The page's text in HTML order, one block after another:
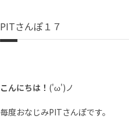
PITさんぽ１７
こんにちは！ ('ω')ノ
毎度おなじみPITさんぽです。